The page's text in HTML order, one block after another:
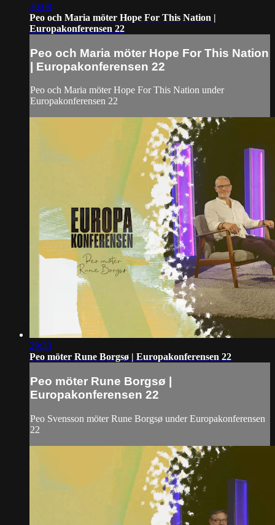
30:08
Peo och Maria möter Hope For This Nation |
Europakonferensen 22
Peo och Maria möter Hope For This Nation
| Europakonferensen 22
Peo och Maria möter Hope For This Nation under
Europakonferensen 22
29:33
Peo möter Rune Borgsø | Europakonferensen 22
Peo möter Rune Borgsø |
Europakonferensen 22
Peo Svensson möter Rune Borgsø under Europakonferensen
22